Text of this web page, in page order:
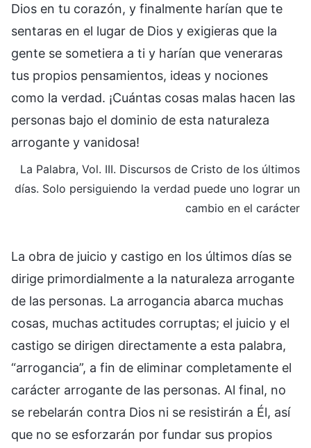
Dios en tu corazón, y finalmente harían que te
sentaras en el lugar de Dios y exigieras que la
gente se sometiera a ti y harían que veneraras
tus propios pensamientos, ideas y nociones
como la verdad. ¡Cuántas cosas malas hacen las
personas bajo el dominio de esta naturaleza
arrogante y vanidosa!
La Palabra, Vol. III. Discursos de Cristo de los últimos
días. Solo persiguiendo la verdad puede uno lograr un
cambio en el carácter
La obra de juicio y castigo en los últimos días se
dirige primordialmente a la naturaleza arrogante
de las personas. La arrogancia abarca muchas
cosas, muchas actitudes corruptas; el juicio y el
castigo se dirigen directamente a esta palabra,
“arrogancia”, a fin de eliminar completamente el
carácter arrogante de las personas. Al final, no
se rebelarán contra Dios ni se resistirán a Él, así
que no se esforzarán por fundar sus propios